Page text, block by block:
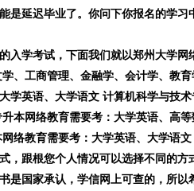
是延迟毕业了。你问下你报名的学
入学考试，下面我们就以郑州大学网
、工商管理、金融学、会计学、教
学英语、大学语文 计算机科学与技
本网络教育需要考：大学英语、高
络教育需要考：大学英语、大学语文
，跟根您个人情况可以选择不同的
是国家承认，学信网上可查的，所